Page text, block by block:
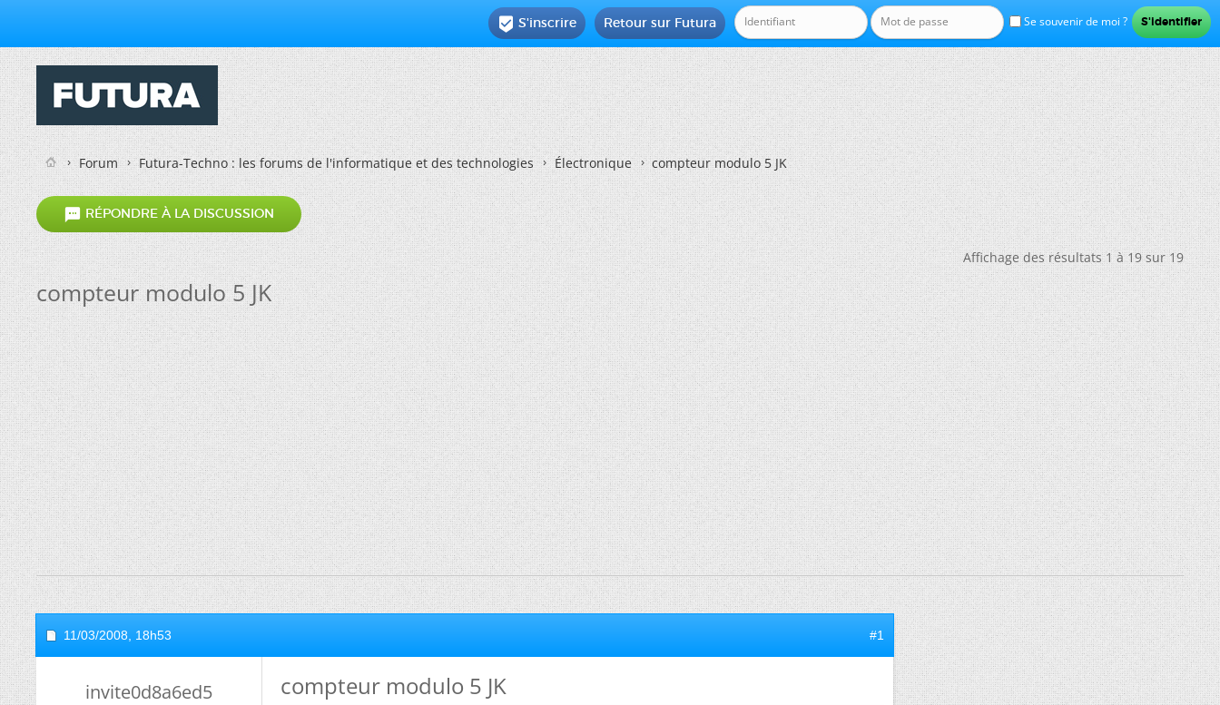
Se souvenir de moi ?
Retour sur Futura
 S'inscrire
Forum Futura-Techno : les forums de l'informatique et des technologies Électronique compteur modulo 5 JK
 RÉPONDRE À LA DISCUSSION
Affichage des résultats 1 à 19 sur 19
compteur modulo 5 JK
11/03/2008, 18h53 #1
invite0d8a6ed5 compteur modulo 5 JK